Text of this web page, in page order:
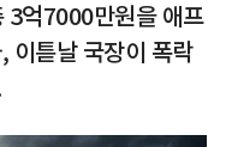
3억7000만원을 애프
이튿날 국장이 폭락